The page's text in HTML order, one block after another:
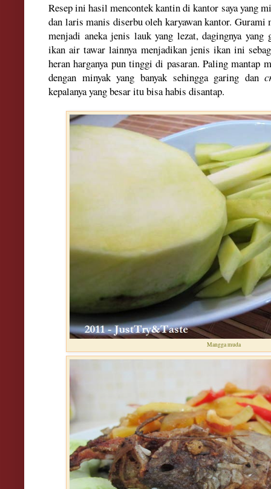
Resep ini hasil mencontek kantin di kantor saya yang
dan laris manis diserbu oleh karyawan kantor. Gurami
menjadi aneka jenis lauk yang lezat, dagingnya yang
ikan air tawar lainnya menjadikan jenis ikan ini
heran harganya pun tinggi di pasaran. Paling mantap
dengan minyak yang banyak sehingga garing dan
kepalanya yang besar itu bisa habis disantap.
Mangga muda